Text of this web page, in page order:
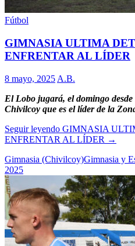
Fútbol
GIMNASIA ULTIMA
ENFRENTAR AL LÍDER
8 mayo, 2025 A.B.
El Lobo jugará, el domingo
Chivilcoy que es el líder de la
Seguir leyendo GIMNASIA
ENFRENTAR AL LÍDER →
Gimnasia (Chivilcoy)Gimnasia y
2025